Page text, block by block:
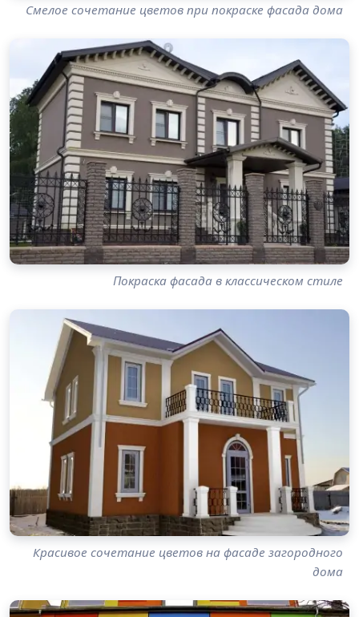
Смелое сочетание цветов при покраске фасада дома
Покраска фасада в классическом стиле
Красивое сочетание цветов на фасаде загородного
дома